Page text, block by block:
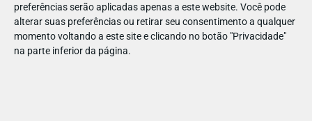
preferências serão aplicadas apenas a este website. Você pode
alterar suas preferências ou retirar seu consentimento a qualquer
momento voltando a este site e clicando no botão "Privacidade"
na parte inferior da página.